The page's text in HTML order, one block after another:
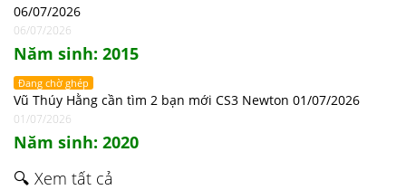
06/07/2026
06/07/2026
Năm sinh: 2015
Đang chờ ghép
Vũ Thúy Hằng cần tìm 2 bạn mới CS3 Newton 01/07/2026
01/07/2026
Năm sinh: 2020
🔍 Xem tất cả